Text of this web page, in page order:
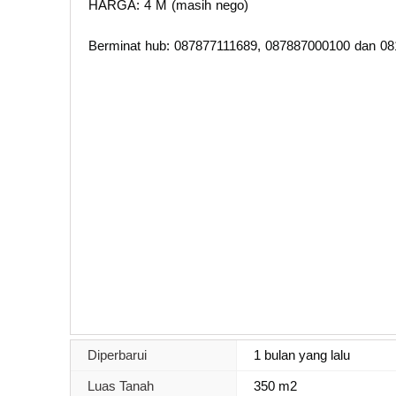
HARGA: 4 M (masih nego)
Berminat hub: 087877111689, 087887000100 dan
Diperbarui 1 bulan yang lalu
Luas Tanah 350 m2